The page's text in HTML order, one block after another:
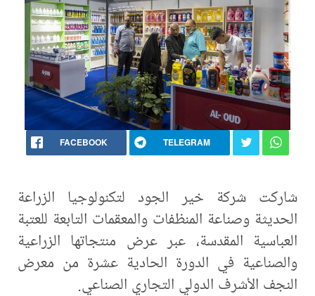
FACEBOOK TELEGRAM
شاركت شركة خير الجود لتكنولوجيا الزراعة
الحديثة وصناعة المنظفات والمعقمات التابعة للعتبة
العباسية المقدسة، عبر عرض منتجاتها الزراعية
والصناعية في الدورة الحادية عشرة من معرض
النجف الأشرف الدولي التجاري الصناعي.